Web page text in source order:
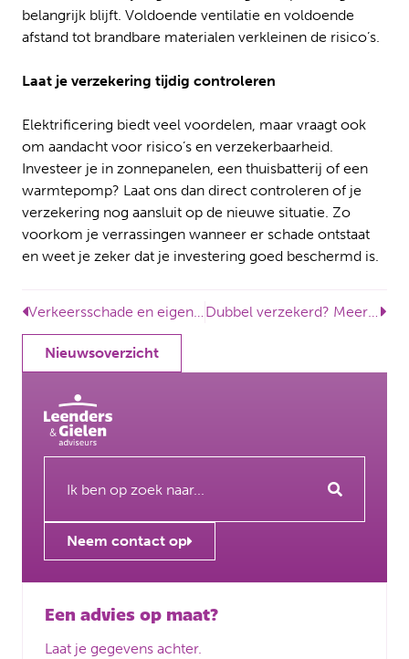
belangrijk blijft. Voldoende ventilatie en voldoende
afstand tot brandbare materialen verkleinen de risico’s.
Laat je verzekering tijdig controleren
Elektrificering biedt veel voordelen, maar vraagt ook
om aandacht voor risico’s en verzekerbaarheid.
Investeer je in zonnepanelen, een thuisbatterij of een
warmtepomp? Laat ons dan direct controleren of je
verzekering nog aansluit op de nieuwe situatie. Zo
voorkom je verrassingen wanneer er schade ontstaat
en weet je zeker dat je investering goed beschermd is.
Verkeersschade en eigen schuld: wanneer betaalt de verzekeraar niet? Dubbel verzekerd? Meer premie betalen betekent niet meer schadevergoeding
Nieuwsoverzicht
Neem contact op
Een advies op maat?
Laat je gegevens achter.